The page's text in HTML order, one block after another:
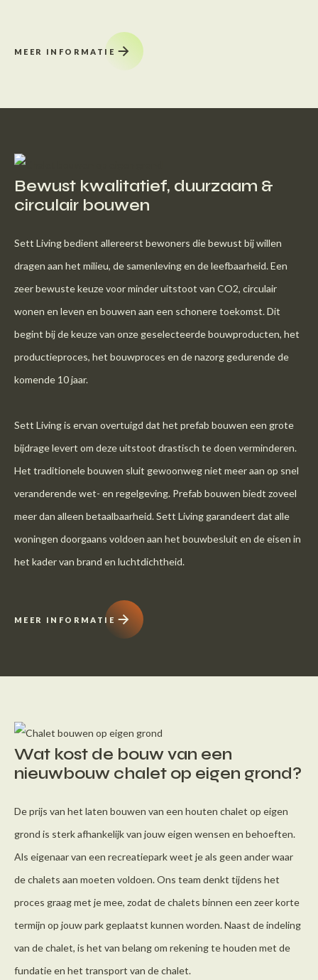
MEER INFORMATIE
Bewust kwalitatief, duurzaam &
circulair bouwen
Sett Living bedient allereerst bewoners die bewust bij willen
dragen aan het milieu, de samenleving en de leefbaarheid. Een
zeer bewuste keuze voor minder uitstoot van CO2, circulair
wonen en leven en bouwen aan een schonere toekomst. Dit
begint bij de keuze van onze geselecteerde bouwproducten, het
productieproces, het bouwproces en de nazorg gedurende de
komende 10 jaar.
Sett Living is ervan overtuigd dat het prefab bouwen een grote
bijdrage levert om deze uitstoot drastisch te doen verminderen.
Het traditionele bouwen sluit gewoonweg niet meer aan op snel
veranderende wet- en regelgeving. Prefab bouwen biedt zoveel
meer dan alleen betaalbaarheid. Sett Living garandeert dat alle
woningen doorgaans voldoen aan het bouwbesluit en de eisen in
het kader van brand en luchtdichtheid.
MEER INFORMATIE
Wat kost de bouw van een
nieuwbouw chalet op eigen grond?
De prijs van het laten bouwen van een houten chalet op eigen
grond is sterk afhankelijk van jouw eigen wensen en behoeften.
Als eigenaar van een recreatiepark weet je als geen ander waar
de chalets aan moeten voldoen. Ons team denkt tijdens het
proces graag met je mee, zodat de chalets binnen een zeer korte
termijn op jouw park geplaatst kunnen worden. Naast de indeling
van de chalet, is het van belang om rekening te houden met de
fundatie en het transport van de chalet.